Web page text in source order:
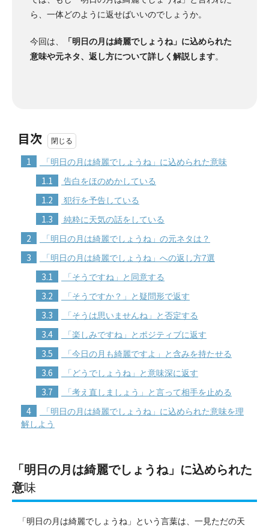
ら、一体どのように返せばいいのでしょうか。
今回は、
「明日の月は綺麗でしょうね」に込められた
意味や元ネタ、返し方について詳しく解説します。
目次
1 「明日の月は綺麗でしょうね」に込められた意味
1.1 告白をほのめかしている
1.2 犯行を予告している
1.3 純粋に天気の話をしている
2 「明日の月は綺麗でしょうね」の元ネタは？
3 「明日の月は綺麗でしょうね」への返し方7選
3.1 「そうですね」と同意する
3.2 「そうですか？」と疑問形で返す
3.3 「そうは思いませんね」と否定する
3.4 「楽しみですね」とポジティブに返す
3.5 「今日の月も綺麗ですよ」と含みを持たせる
3.6 「どうでしょうね」と意味深に返す
3.7 「考え直しましょう」と言って相手を止める
4
「明日の月は綺麗でしょうね」に込められた意味を理
解しよう
「明日の月は綺麗でしょうね」に込められた
意味
「明日の月は綺麗でしょうね」という言葉は、一見ただの天